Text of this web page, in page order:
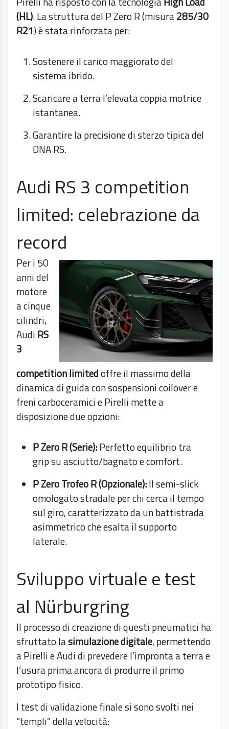
(HL). La struttura del P Zero R (misura285/30
R21) è stata rinforzata per:
Sostenere il carico maggiorato del
sistema ibrido.
Scaricare a terra l’elevata coppia motrice
istantanea.
Garantire la precisione di sterzo tipica del
DNA RS.
Audi RS 3 competition
limited: celebrazione da
record
Per i 50
anni del
motore
a cinque
cilindri,
Audi RS
3
competition limitedoffre il massimo della
dinamica di guida con sospensioni coilover e
freni carboceramici e Pirelli mette a
disposizione due opzioni:
P Zero R (Serie):Perfetto equilibrio tra
grip su asciutto/bagnato e comfort.
P Zero Trofeo R (Opzionale):Il semi-slick
omologato stradale per chi cerca il tempo
sul giro, caratterizzato da un battistrada
asimmetrico che esalta il supporto
laterale.
Sviluppo virtuale e test
al Nürburgring
Il processo di creazione di questi pneumatici ha
sfruttato lasimulazione digitale, permettendo
a Pirelli e Audi di prevedere l’impronta a terra e
l’usura prima ancora di produrre il primo
prototipo fisico.
I test di validazione finale si sono svolti nei
“templi” della velocità: